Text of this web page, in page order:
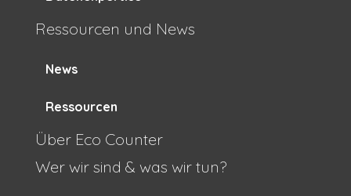
Ressourcen und News
News
Ressourcen
Über Eco Counter
Wer wir sind & was wir tun?